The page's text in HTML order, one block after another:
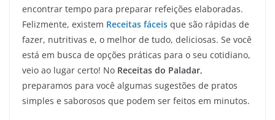
encontrar tempo para preparar refeições elaboradas.
Felizmente, existem Receitas fáceis que são rápidas de
fazer, nutritivas e, o melhor de tudo, deliciosas. Se você
está em busca de opções práticas para o seu cotidiano,
veio ao lugar certo! No Receitas do Paladar,
preparamos para você algumas sugestões de pratos
simples e saborosos que podem ser feitos em minutos.